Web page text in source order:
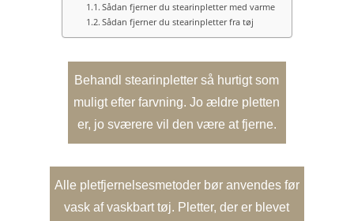
Sådan fjerner du stearinpletter med varme
Sådan fjerner du stearinpletter fra tøj
Behandl stearinpletter så hurtigt som
muligt efter farvning. Jo ældre pletten
er, jo sværere vil den være at fjerne.
Alle pletfjernelsesmetoder bør anvendes før
vask af vaskbart tøj. Pletter, der er blevet